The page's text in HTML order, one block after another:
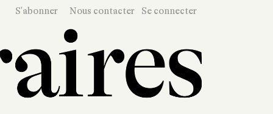
S'abonner Nous contacter Se connecter